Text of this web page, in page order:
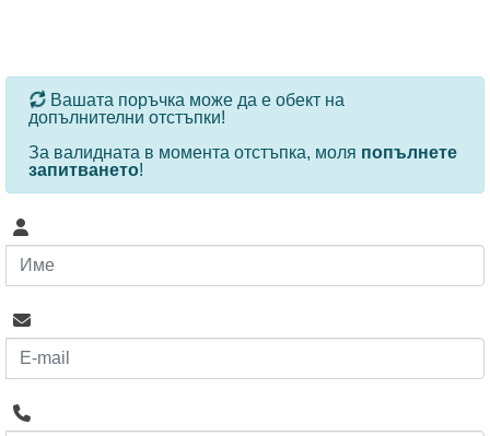
За определени продукти и количества се ползват
Вашата поръчка може да е обект на
допълнителни отстъпки!
За валидната в момента отстъпка, моля попълнете
запитването!